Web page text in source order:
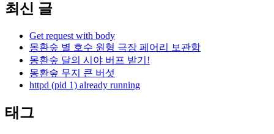
최신 글
Get request with body
몽환숲 별 호수 원형 극장 페어리 보관함
몽환숲 달의 시야 버프 받기!
몽환숲 무지 큰 버섯
httpd (pid 1) already running
태그